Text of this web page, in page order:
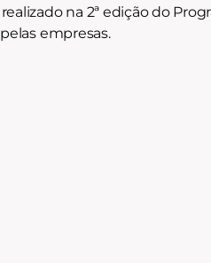
na 2ª edição do
empresas.